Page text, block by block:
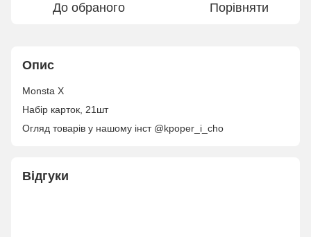
До обраного Порівняти
Опис
Monsta X
Набір карток, 21шт
Огляд товарів у нашому інст @kpoper_i_cho
Відгуки